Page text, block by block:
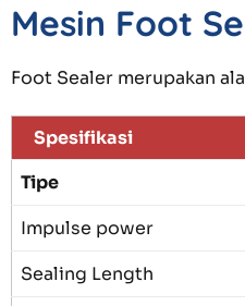
Mesin Foot
Foot Sealer merupakan
Spesifikasi
Tipe
Impulse power
Sealing Length